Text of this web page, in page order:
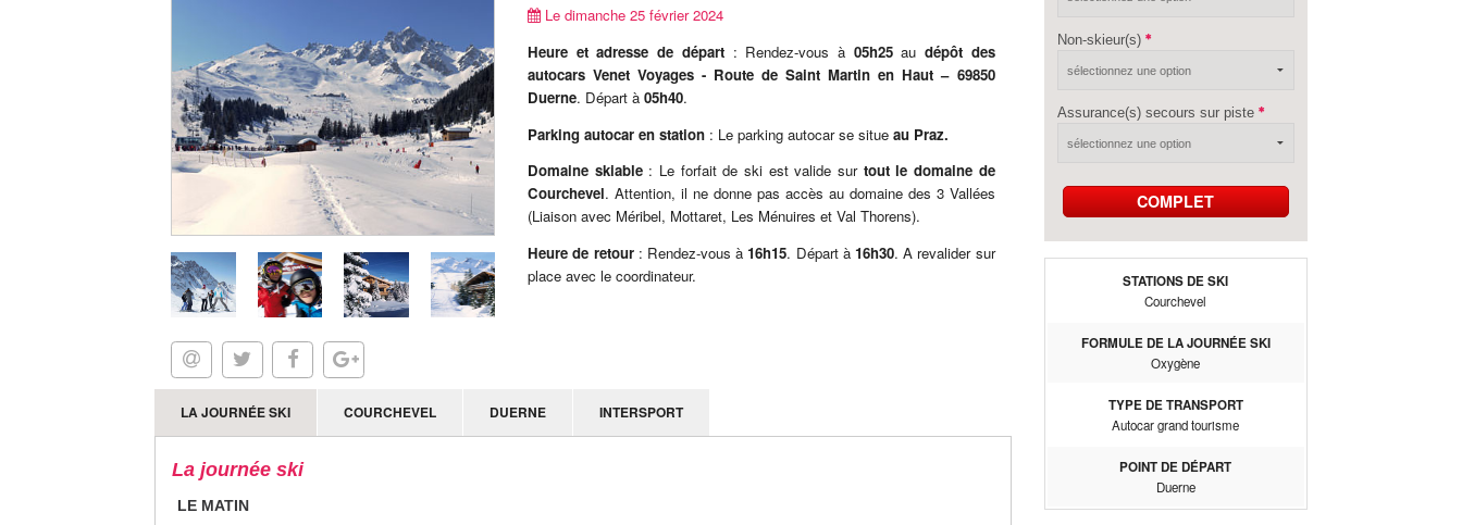
Le dimanche 25 février 2024
Heure et adresse de départ : Rendez-vous à 05h25au dépôt des
autocars Venet Voyages - Route de Saint Martin en Haut – 69850
Duerne. Départ à05h40.
Parking autocar en station : Le parking autocar se situeau Praz.
Domaine skiable : Le forfait de ski est valide sur tout le domaine de
Courchevel. Attention, il ne donne pas accès au domaine des 3 Vallées
(Liaison avec Méribel, Mottaret, Les Ménuires et Val Thorens).
Heure de retour : Rendez-vous à16h15. Départ à 16h30. A revalider sur
place avec le coordinateur.
LA JOURNÉE SKI COURCHEVEL DUERNE INTERSPORT
La journée ski
LE MATIN
Non-skieur(s)
Assurance(s) secours sur piste
COMPLET
STATIONS DE SKI
Courchevel
FORMULE DE LA JOURNÉE SKI
Oxygène
TYPE DE TRANSPORT
Autocar grand tourisme
POINT DE DÉPART
Duerne